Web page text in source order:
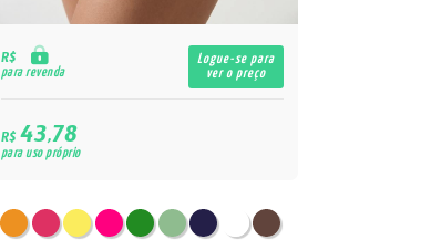
R$
para revenda
Logue-se para
ver o preço
R$43,78
para uso próprio